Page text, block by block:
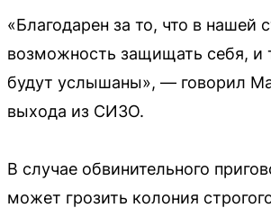
«Благодарен за то, что в нашей
возможность защищать себя, и
будут услышаны», — говорил
выхода из СИЗО.
В случае обвинительного
может грозить колония